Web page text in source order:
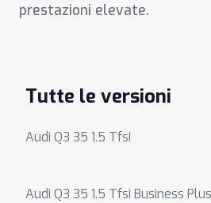
prestazioni elevate.
Tutte le versioni
Audi Q3 35 1.5 Tfsi
Audi Q3 35 1.5 Tfsi Business Plus